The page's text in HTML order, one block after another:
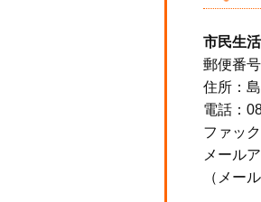
市民生
郵便番
住所：
電話：
ファッ
メール
（メー